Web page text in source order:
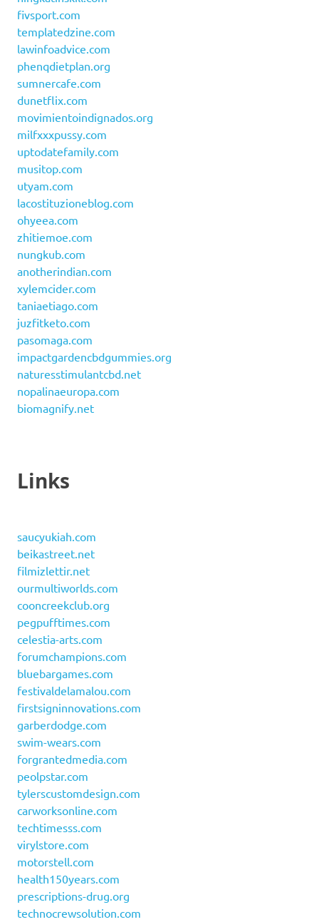
fivsport.com
templatedzine.com
lawinfoadvice.com
phenqdietplan.org
sumnercafe.com
dunetflix.com
movimientoindignados.org
milfxxxpussy.com
uptodatefamily.com
musitop.com
utyam.com
lacostituzioneblog.com
ohyeea.com
zhitiemoe.com
nungkub.com
anotherindian.com
xylemcider.com
taniaetiago.com
juzfitketo.com
pasomaga.com
impactgardencbdgummies.org
naturesstimulantcbd.net
nopalinaeuropa.com
biomagnify.net
Links
saucyukiah.com
beikastreet.net
filmizlettir.net
ourmultiworlds.com
cooncreekclub.org
pegpufftimes.com
celestia-arts.com
forumchampions.com
bluebargames.com
festivaldelamalou.com
firstsigninnovations.com
garberdodge.com
swim-wears.com
forgrantedmedia.com
peolpstar.com
tylerscustomdesign.com
carworksonline.com
techtimesss.com
virylstore.com
motorstell.com
health150years.com
prescriptions-drug.org
technocrewsolution.com